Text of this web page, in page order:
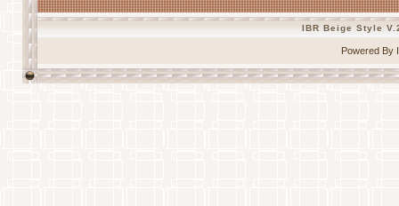
IBR Beige Style
Powered By